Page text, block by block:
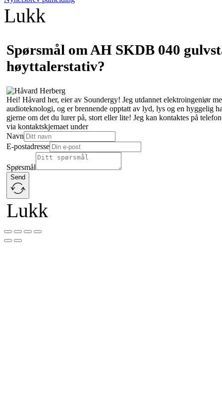
Lukk
Spørsmål om AH SKDB 040
høyttalerstativ?
Hei! Håvard her, eier av Soundergy! Jeg utdannet elektroingeniør
audioteknologi, og er brennende opptatt av lyd, lys og en hyggelig
gjerne om det du lurer på, stort eller lite! Jeg kan kontaktes på
via kontaktskjemaet under
Navn
E-postadresse
Spørsmål
Send
Lukk